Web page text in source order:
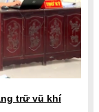
trữ vũ khí